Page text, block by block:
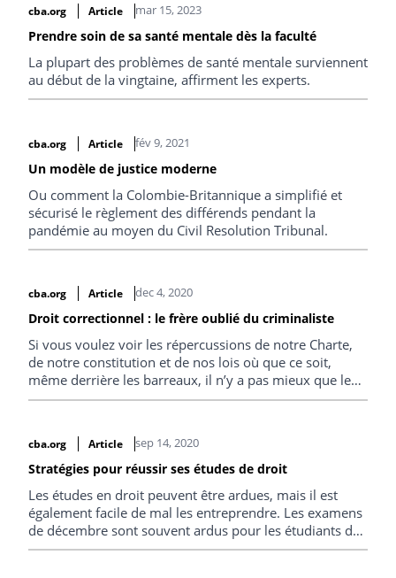
cba.org Article mar 15, 2023
Prendre soin de sa santé mentale dès la faculté
La plupart des problèmes de santé mentale surviennent
au début de la vingtaine, affirment les experts.
cba.org Article fév 9, 2021
Un modèle de justice moderne
Ou comment la Colombie-Britannique a simplifié et
sécurisé le règlement des différends pendant la
pandémie au moyen du Civil Resolution Tribunal.
cba.org Article dec 4, 2020
Droit correctionnel : le frère oublié du criminaliste
Si vous voulez voir les répercussions de notre Charte,
de notre constitution et de nos lois où que ce soit,
même derrière les barreaux, il n’y a pas mieux que le
droit correctionnel.
cba.org Article sep 14, 2020
Stratégies pour réussir ses études de droit
Les études en droit peuvent être ardues, mais il est
également facile de mal les entreprendre. Les examens
de décembre sont souvent ardus pour les étudiants de
première année, et un ou deux examens comptent la